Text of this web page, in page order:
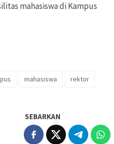
mahasiswa di Kampus
mahasiswa
rektor
SEBARKAN